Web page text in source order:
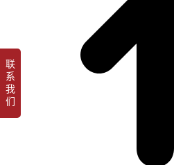
联
系
我
们